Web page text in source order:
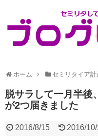
ホーム セミリタイア
脱サラして一月半後
が2つ届きました
2016/8/15 2016/